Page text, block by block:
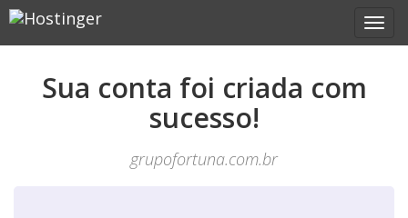
Sua conta foi criada com
sucesso!
grupofortuna.com.br